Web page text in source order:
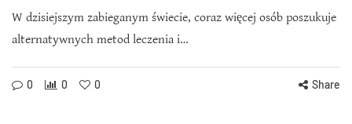
W dzisiejszym zabieganym świecie, coraz więcej osób poszukuje
alternatywnych metod leczenia i…
0 0 0 Share